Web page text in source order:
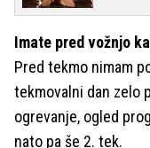
Imate pred vožnjo
Pred tekmo nimam
tekmovalni dan zelo
ogrevanje, ogled
nato pa še 2. tek.